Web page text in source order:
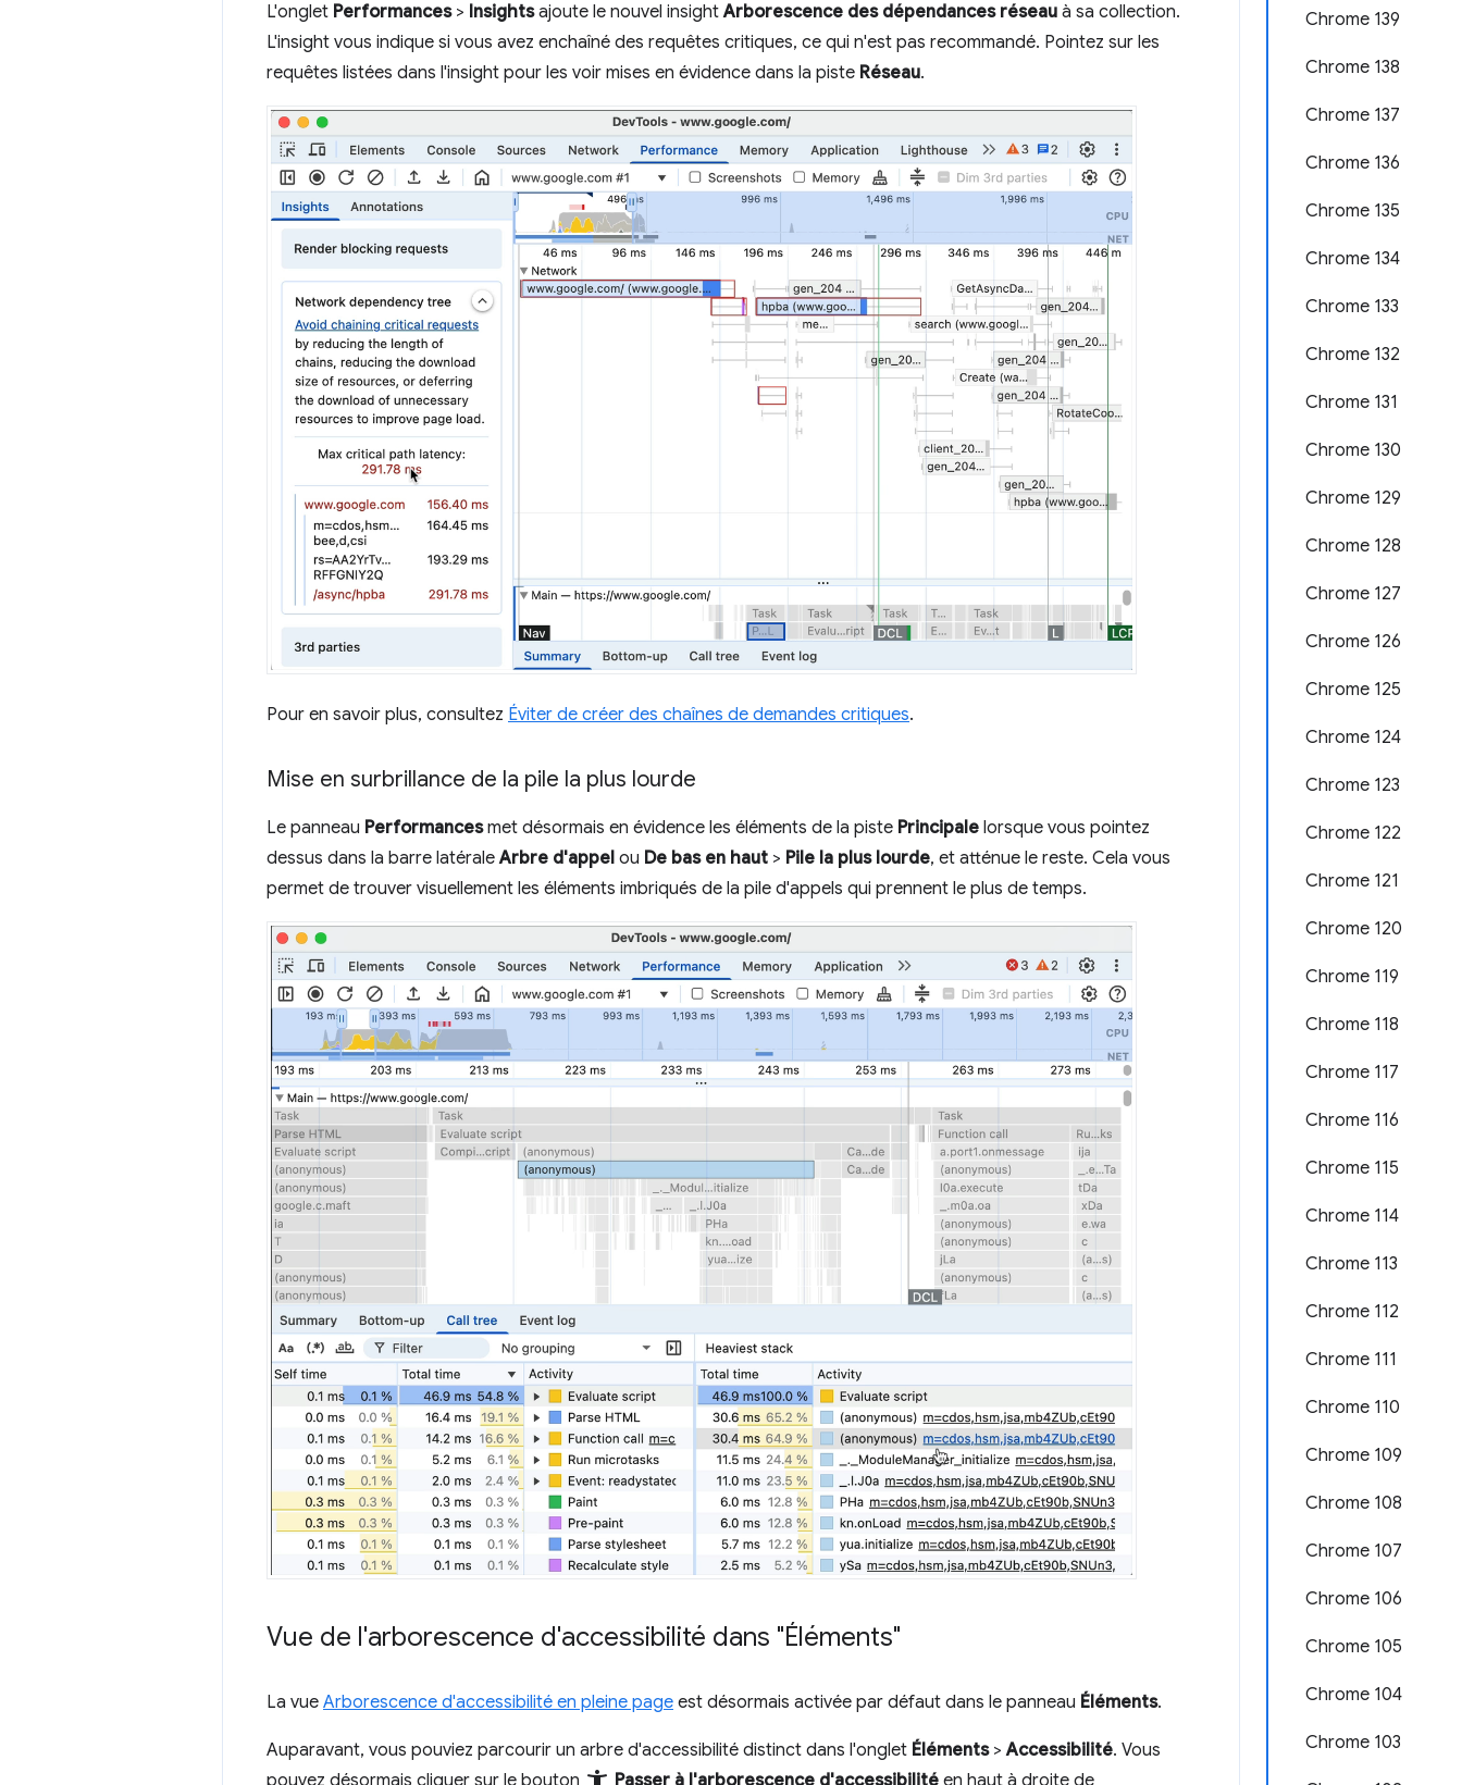
Chrome 139
Chrome 138
Chrome 137
Chrome 136
Chrome 135
Chrome 134
Chrome 133
Chrome 132
Chrome 131
Chrome 130
Chrome 129
Chrome 128
Chrome 127
Chrome 126
Chrome 125
Chrome 124
Chrome 123
Chrome 122
Chrome 121
Chrome 120
Chrome 119
Chrome 118
Chrome 117
Chrome 116
Chrome 115
Chrome 114
Chrome 113
Chrome 112
Chrome 111
Chrome 110
Chrome 109
Chrome 108
Chrome 107
Chrome 106
Chrome 105
Chrome 104
Chrome 103
L'onglet Performances> Insightsajoute le nouvel insightArborescence des dépendances réseau à sa collection.
L'insight vous indique si vous avez enchaîné des requêtes critiques, ce qui n'est pas recommandé. Pointez sur les
requêtes listées dans l'insight pour les voir mises en évidence dans la piste Réseau.
Pour en savoir plus, consultez Éviter de créer des chaînes de demandes critiques.
Mise en surbrillance de la pile la plus lourde
Le panneau Performancesmet désormais en évidence les éléments de la piste Principale lorsque vous pointez
dessus dans la barre latéraleArbre d'appel ou De bas en haut > Pile la plus lourde, et atténue le reste. Cela vous
permet de trouver visuellement les éléments imbriqués de la pile d'appels qui prennent le plus de temps.
Vue de l'arborescence d'accessibilité dans "Éléments"
La vue Arborescence d'accessibilité en pleine page est désormais activée par défaut dans le panneau Éléments.
Auparavant, vous pouviez parcourir un arbre d'accessibilité distinct dans l'onglet Éléments>Accessibilité. Vous
pouvez désormais cliquer sur le bouton
Passer à l'arborescence d'accessibilité en haut à droite de